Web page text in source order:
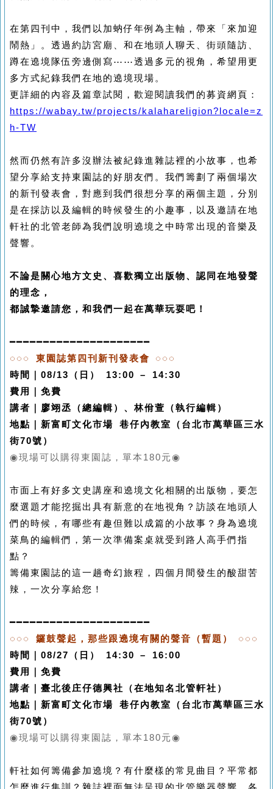
在第四刊中，我們以加蚋仔年例為主軸，帶來「來加迎
鬧熱」。透過約訪宮廟、和在地頭人聊天、街頭隨訪、
蹲在遶境隊伍旁邊側寫⋯⋯透過多元的視角，希望用更
多方式紀錄我們在地的遶境現場。
更詳細的內容及篇章試閱，歡迎閱讀我們的募資網頁：
https://wabay.tw/projects/kalahareligion?locale=z
h-TW
然而仍然有許多沒辦法被紀錄進雜誌裡的小故事，也希
望分享給支持東園誌的好朋友們。我們籌劃了兩個場次
的新刊發表會，對應到我們很想分享的兩個主題，分別
是在採訪以及編輯的時候發生的小趣事，以及邀請在地
軒社的北管老師為我們說明遶境之中時常出現的音樂及
聲響。
不論是關心地方文史、喜歡獨立出版物、認同在地發聲
的理念，
都誠摯邀請您，和我們一起在萬華玩耍吧！
━━━━━━━━━━━━━━━━━━━━━
◌◌◌
東園誌第四刊新刊發表會◌◌◌
時間｜ 08/13 （日） 13:00 – 14:30
費用｜免費
講者｜廖翊丞（總編輯）、林佾萱（執行編輯）
地點｜新富町文化市場 巷仔內教室（台北市萬華區三水
街70號）
◉現場可以購得東園誌，單本 180元 ◉
市面上有好多文史講座和遶境文化相關的出版物，要怎
麼選題才能挖掘出具有新意的在地視角？訪談在地頭人
們的時候，有哪些有趣但難以成篇的小故事？身為遶境
菜鳥的編輯們，第一次準備案桌就受到路人高手們指
點？
籌備東園誌的這一趟奇幻旅程，四個月間發生的酸甜苦
辣，一次分享給您！
━━━━━━━━━━━━━━━━━━━━━
◌◌◌
鑼鼓聲起，那些跟遶境有關的聲音（暫題）◌◌◌
時間｜ 08/27 （日） 14:30 – 16:00
費用｜免費
講者｜臺北後庄仔德興社（在地知名北管軒社）
地點｜新富町文化市場 巷仔內教室（台北市萬華區三水
街70號）
◉現場可以購得東園誌，單本 180元 ◉
軒社如何籌備參加遶境？有什麼樣的常見曲目？平常都